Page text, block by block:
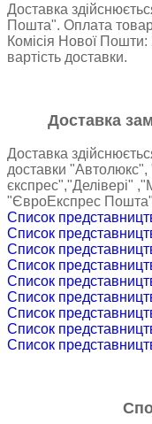
Доставка
Пошта". Оплата
Комісія Нової Пошти:
вартість доставки.
Доставка
Доставка
доставки
єкспрес","Делівері"
"ЄвроЕкспрес
Список
Список
Список
Список
Список
Список
Список
Список
Список